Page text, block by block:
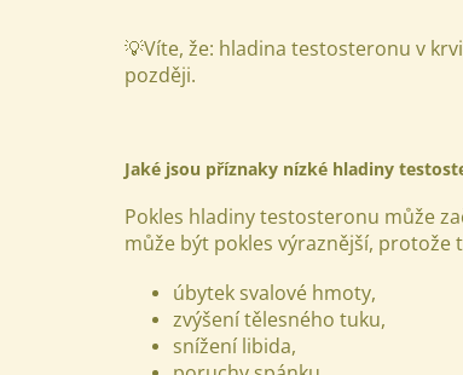
💡Víte, že: hladina testosteronu v
později.
Jaké jsou příznaky nízké hladiny
Pokles hladiny testosteronu může
může být pokles výraznější,
úbytek svalové hmoty,
zvýšení tělesného tuku,
snížení libida,